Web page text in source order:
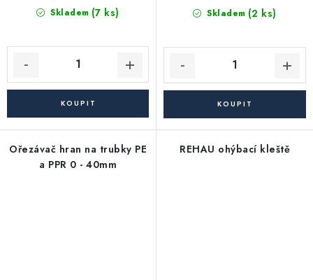
Skladem (7 ks) Skladem (2 ks)
Ořezávač hran na trubky PE
a PPR 0 - 40mm
REHAU ohýbací kleště